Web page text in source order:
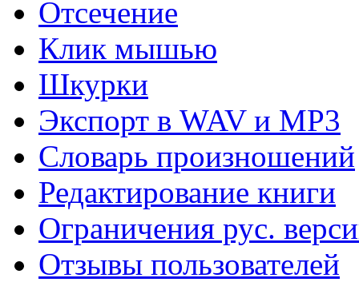
Отсечение
Клик мышью
Шкурки
Экспорт в WAV и MP3
Словарь произношений
Редактирование книги
Ограничения рус.
Отзывы пользователей